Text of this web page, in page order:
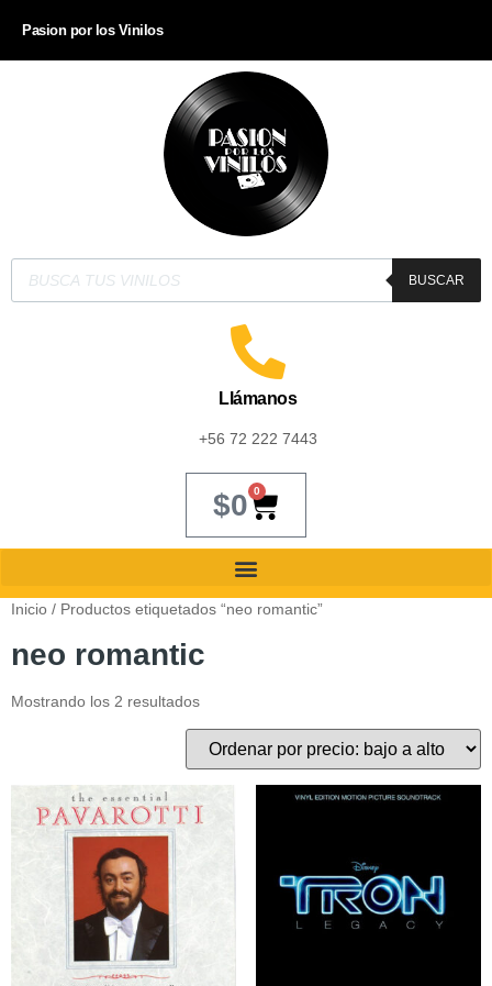
Pasion por los Vinilos
BUSCAR
Llámanos
+56 72 222 7443
$0 0
Inicio / Productos etiquetados “neo romantic”
neo romantic
Mostrando los 2 resultados